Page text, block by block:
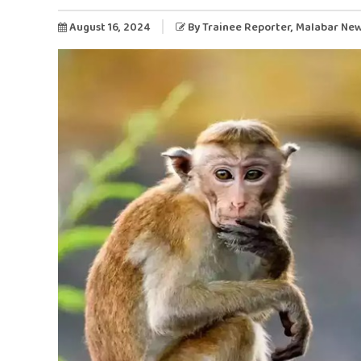
August 16, 2024 ByTrainee Reporter, Malabar